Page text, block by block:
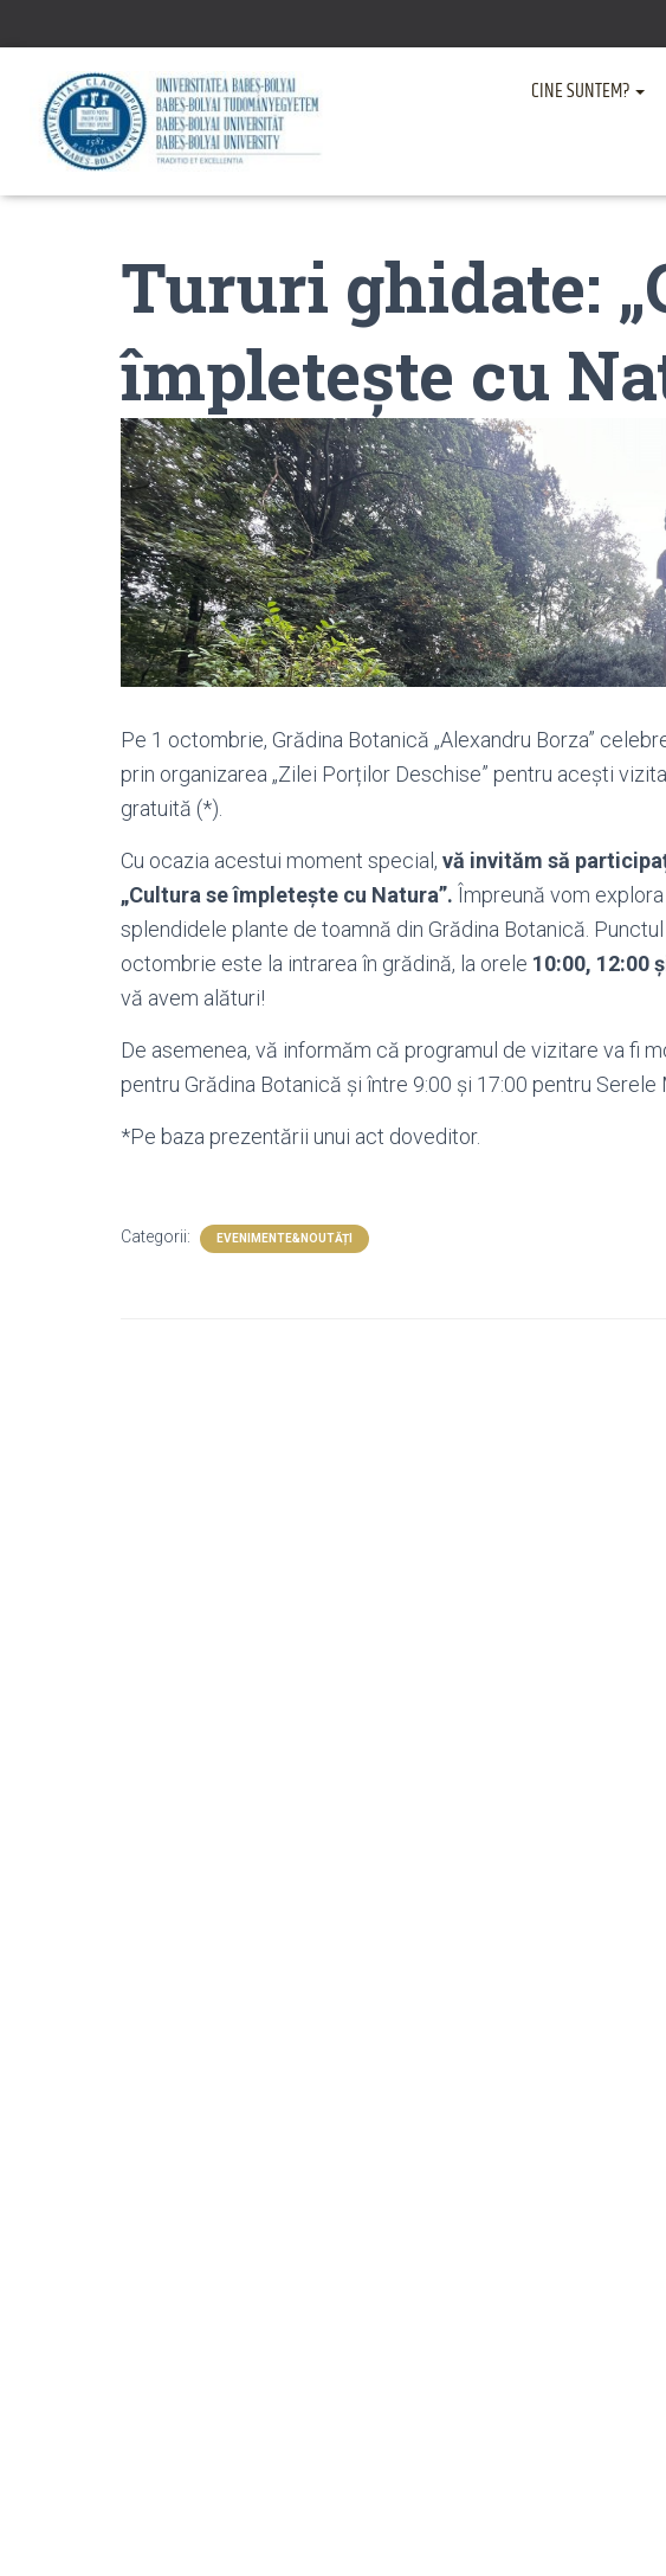
CINE SUNTEM?
Tururi ghidate:
împletește cu
Pe 1 octombrie, Grădina Botanică „Alexandru Borza”
prin organizarea „Zilei Porților Deschise” pentru acești
gratuită (*).
Cu ocazia acestui moment special, vă invităm să
„Cultura se împletește cu Natura”. Împreună vom
splendidele plante de toamnă din Grădina Botanică.
octombrie este la intrarea în grădină, la orele 10:00, 12:00
vă avem alături!
De asemenea, vă informăm că programul de vizitare va fi
pentru Grădina Botanică și între 9:00 și 17:00 pentru Serele
*Pe baza prezentării unui act doveditor.
Categorii: EVENIMENTE&NOUTĂȚI